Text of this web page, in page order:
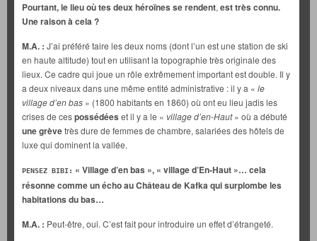
Pourtant, le lieu où tes deux héroïnes se rendent, est très connu.
Une raison à cela ?
M.A. : J’ai préféré taire les deux noms (dont l’un est une station de ski
en haute altitude) tout en utilisant la topographie très originale des
lieux. Ce cadre qui joue un rôle extrêmement important est double. Il y
a deux niveaux dans une même entité administrative : il y a « le
village d’en bas » (1800 habitants en 1860) où ont eu lieu jadis les
crises de cespossédées et il y a le « village d’en-Haut» où a débuté
une grèvetrès dure de femmes de chambre, salariées des hôtels de
luxe qui dominent la vallée.
PENSEZ BIBI: « Village d’en bas », « village d’En-Haut »… cela
résonne comme un écho au Château de Kafka qui surplombe les
habitations du bas…
M.A. : Peut-être, oui. C’est fait pour introduire un effet d’étrangeté.